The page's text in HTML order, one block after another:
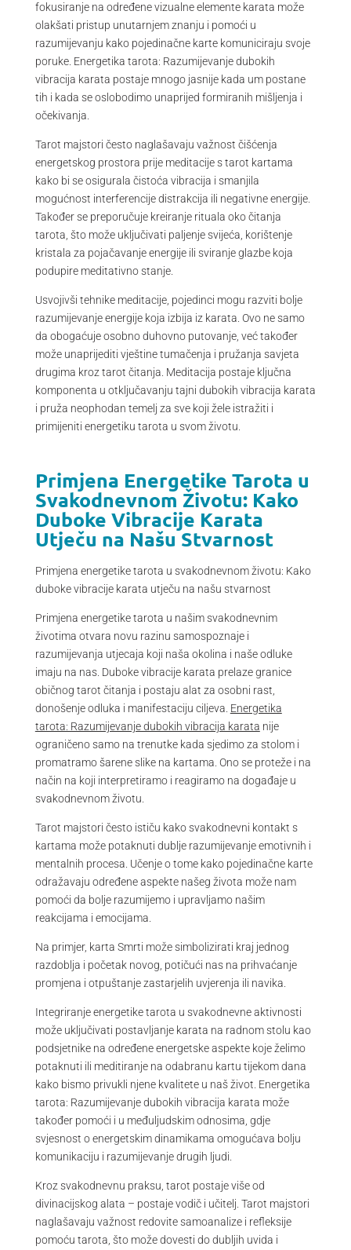
fokusiranje na određene vizualne elemente karata može
olakšati pristup unutarnjem znanju i pomoći u
razumijevanju kako pojedinačne karte komuniciraju svoje
poruke. Energetika tarota: Razumijevanje dubokih
vibracija karata postaje mnogo jasnije kada um postane
tih i kada se oslobodimo unaprijed formiranih mišljenja i
očekivanja.
Tarot majstori često naglašavaju važnost čišćenja
energetskog prostora prije meditacije s tarot kartama
kako bi se osigurala čistoća vibracija i smanjila
mogućnost interferencije distrakcija ili negativne energije.
Također se preporučuje kreiranje rituala oko čitanja
tarota, što može uključivati paljenje svijeća, korištenje
kristala za pojačavanje energije ili sviranje glazbe koja
podupire meditativno stanje.
Usvojivši tehnike meditacije, pojedinci mogu razviti bolje
razumijevanje energije koja izbija iz karata. Ovo ne samo
da obogaćuje osobno duhovno putovanje, već također
može unaprijediti vještine tumačenja i pružanja savjeta
drugima kroz tarot čitanja. Meditacija postaje ključna
komponenta u otključavanju tajni dubokih vibracija karata
i pruža neophodan temelj za sve koji žele istražiti i
primijeniti energetiku tarota u svom životu.
Primjena Energetike Tarota u
Svakodnevnom Životu: Kako
Duboke Vibracije Karata
Utječu na Našu Stvarnost
Primjena energetike tarota u svakodnevnom životu: Kako
duboke vibracije karata utječu na našu stvarnost
Primjena energetike tarota u našim svakodnevnim
životima otvara novu razinu samospoznaje i
razumijevanja utjecaja koji naša okolina i naše odluke
imaju na nas. Duboke vibracije karata prelaze granice
običnog tarot čitanja i postaju alat za osobni rast,
donošenje odluka i manifestaciju ciljeva. Energetika
tarota: Razumijevanje dubokih vibracija karata nije
ograničeno samo na trenutke kada sjedimo za stolom i
promatramo šarene slike na kartama. Ono se proteže i na
način na koji interpretiramo i reagiramo na događaje u
svakodnevnom životu.
Tarot majstori često ističu kako svakodnevni kontakt s
kartama može potaknuti dublje razumijevanje emotivnih i
mentalnih procesa. Učenje o tome kako pojedinačne karte
odražavaju određene aspekte našeg života može nam
pomoći da bolje razumijemo i upravljamo našim
reakcijama i emocijama.
Na primjer, karta Smrti može simbolizirati kraj jednog
razdoblja i početak novog, potičući nas na prihvaćanje
promjena i otpuštanje zastarjelih uvjerenja ili navika.
Integriranje energetike tarota u svakodnevne aktivnosti
može uključivati postavljanje karata na radnom stolu kao
podsjetnike na određene energetske aspekte koje želimo
potaknuti ili meditiranje na odabranu kartu tijekom dana
kako bismo privukli njene kvalitete u naš život. Energetika
tarota: Razumijevanje dubokih vibracija karata može
također pomoći i u međuljudskim odnosima, gdje
svjesnost o energetskim dinamikama omogućava bolju
komunikaciju i razumijevanje drugih ljudi.
Kroz svakodnevnu praksu, tarot postaje više od
divinacijskog alata – postaje vodič i učitelj. Tarot majstori
naglašavaju važnost redovite samoanalize i refleksije
pomoću tarota, što može dovesti do dubljih uvida i